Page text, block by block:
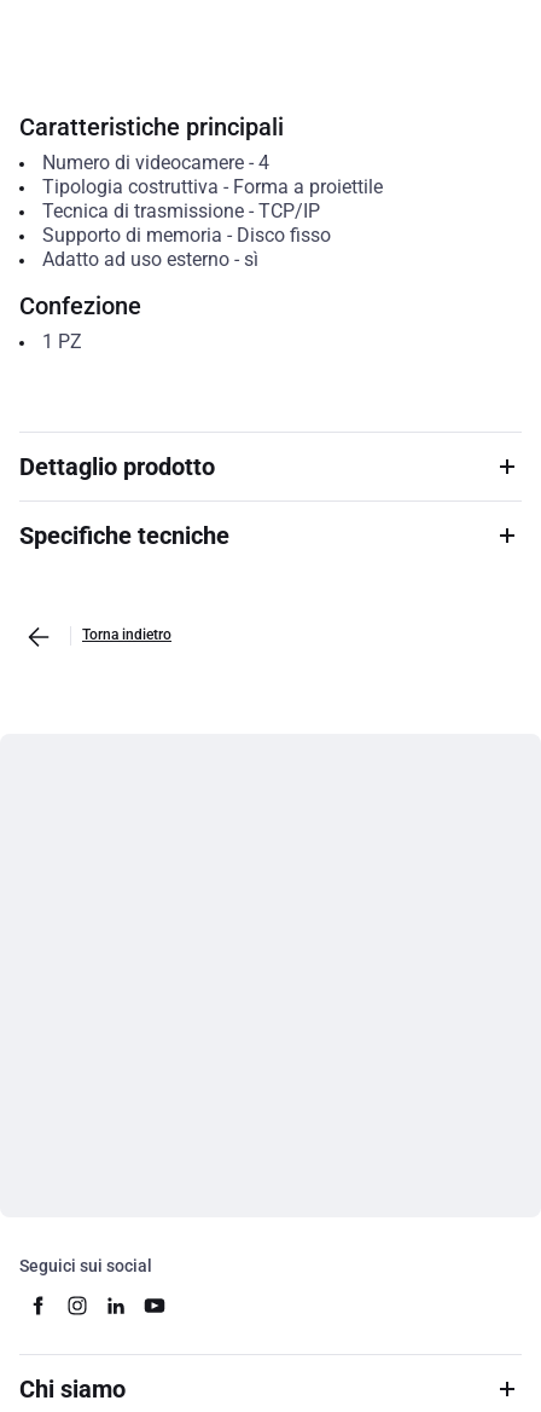
Caratteristiche principali
Numero di videocamere- 4
Tipologia costruttiva - Forma a proiettile
Tecnica di trasmissione- TCP/IP
Supporto di memoria - Disco fisso
Adatto ad uso esterno- sì
Confezione
1 PZ
Dettaglio prodotto
Specifiche tecniche
Torna indietro
Seguici sui social
Chi siamo